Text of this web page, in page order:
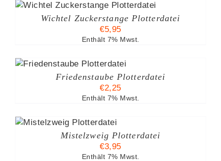
Wichtel Zuckerstange Plotterdatei
€5,95
Enthält 7% Mwst.
Friedenstaube Plotterdatei
€2,25
Enthält 7% Mwst.
Mistelzweig Plotterdatei
€3,95
Enthält 7% Mwst.